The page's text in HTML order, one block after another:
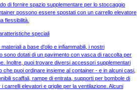
di fornire spazio supplementare per lo stoccaggio
possono essere spostati con un carrello elevatore
flessibilità.
speciali
a base d'olio e infiammabili, i nostri
sono dotati di un pavimento con vasca di raccolta per
Inoltre, puoi trovare diversi accessori supplementari
puoi ordinare insieme al container - e in alcuni casi,
scaffali, rampe di entrata, supporti per bombole di
carrelli elevatori e griglie per la ventilazione. Alcuni